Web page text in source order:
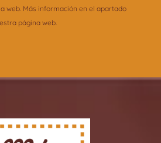
web. Más información en el apartado
página web.